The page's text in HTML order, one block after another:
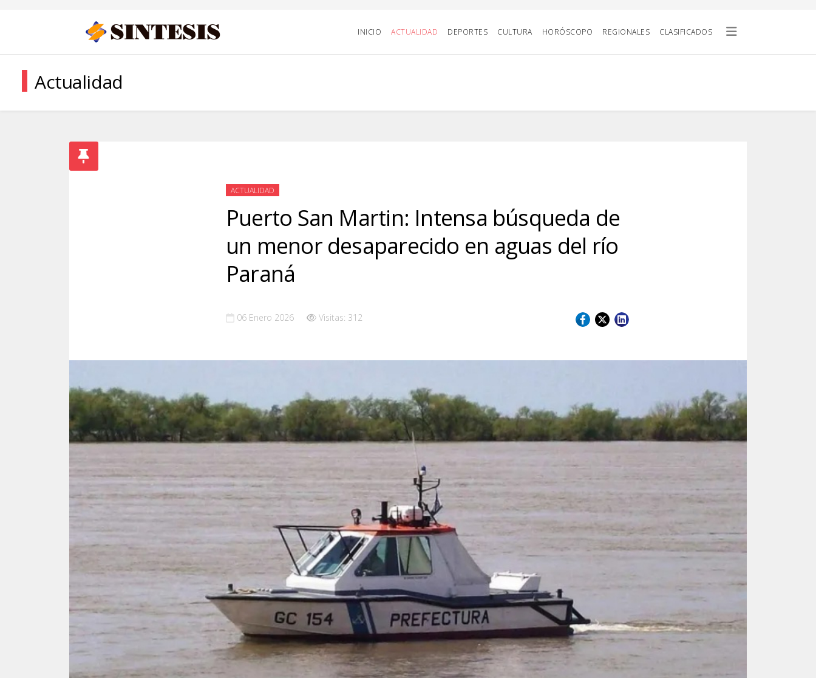
INICIO ACTUALIDAD DEPORTES CULTURA HORÓSCOPO REGIONALES CLASIFICADOS
Actualidad
ACTUALIDAD
Puerto San Martin: Intensa búsqueda de
un menor desaparecido en aguas del río
Paraná
06 Enero 2026 Visitas: 312